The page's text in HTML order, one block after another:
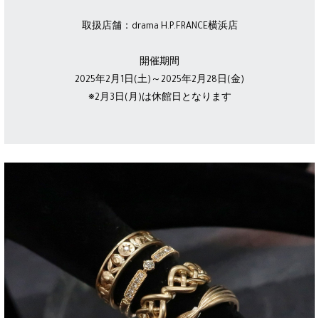
取扱店舗：drama H.P.FRANCE横浜店
開催期間
2025年2月1日(土)～2025年2月28日(金)
※2月3日(月)は休館日となります